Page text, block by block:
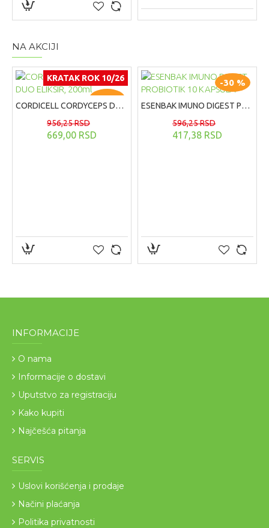
NA AKCIJI
KRATAK ROK 10/26
-30 %
CORDICELL CORDYCEPS DUO ELIKSIR, 200ml
669,00 RSD
956,25 RSD
-30 %
ESENBAK IMUNO DIGEST PROBIOTIK 10 KAPSULA
417,38 RSD
596,25 RSD
INFORMACIJE
O nama
Informacije o dostavi
Uputstvo za registraciju
Kako kupiti
Najčešća pitanja
SERVIS
Uslovi korišćenja i prodaje
Načini plaćanja
Politika privatnosti